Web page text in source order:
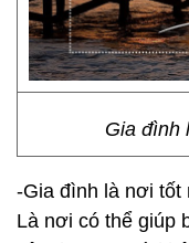
Gia đình
-Gia đình là nơi tốt
Là nơi có thể giúp